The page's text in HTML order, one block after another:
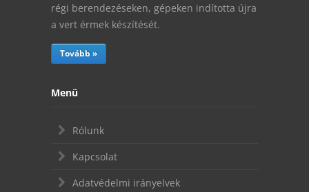
régi berendezéseken, gépeken indította újra
a vert érmek készítését.
Tovább »
Menü
Rólunk
Kapcsolat
Adatvédelmi irányelvek